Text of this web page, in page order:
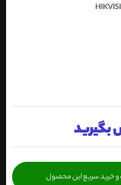
بگیرید
و خرید سریع این محصول